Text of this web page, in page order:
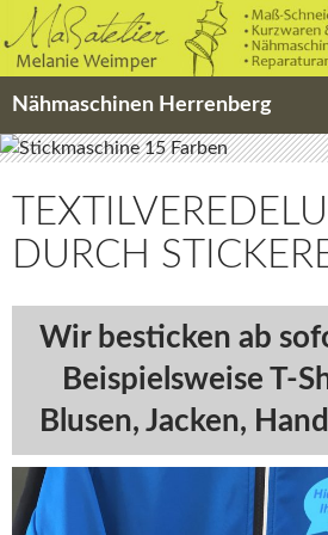
Zum
Inhalt
springen
Nähmaschinen Herrenberg
DURCH
Wir besticken ab
Beispielsweise T-
Blusen, Jacken,